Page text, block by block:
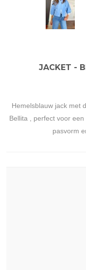
JACKET -
Hemelsblauw jack met
Bellita , perfect voor
pasvorm